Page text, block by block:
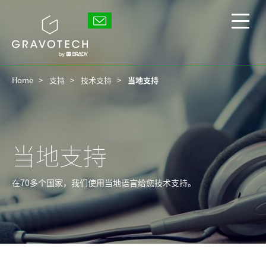
content
Gravotech
显
示/
藏
主
菜
Home 支持 技术支持 当地支持
当地支持
在70多个国家，我们使用当地语言给您技术支持。